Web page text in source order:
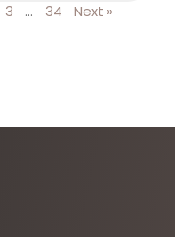
3 … 34 Next »